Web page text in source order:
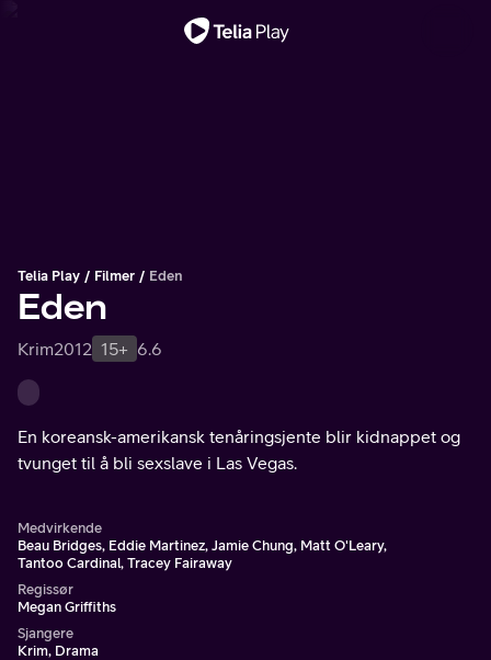
Telia Play Filmer Eden
Eden
Krim2012 15+ 6.6
En koreansk-amerikansk tenåringsjente blir kidnappet og
tvunget til å bli sexslave i Las Vegas.
Medvirkende
Beau Bridges, Eddie Martinez, Jamie Chung, Matt O'Leary,
Tantoo Cardinal, Tracey Fairaway
Regissør
Megan Griffiths
Sjangere
Krim, Drama